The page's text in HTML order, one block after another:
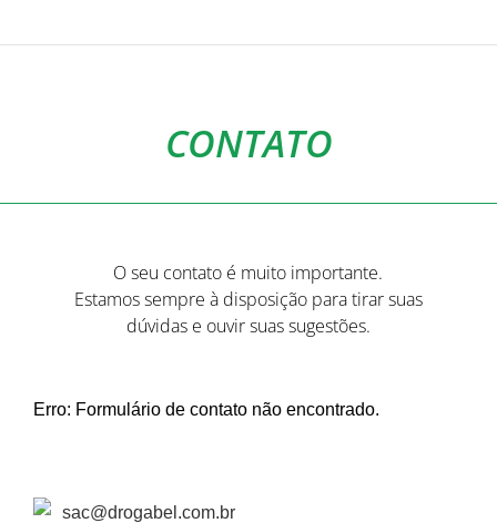
CONTATO
O seu contato é muito importante.
Estamos sempre à disposição para tirar suas
dúvidas e ouvir suas sugestões.
Erro: Formulário de contato não encontrado.
sac@drogabel.com.br